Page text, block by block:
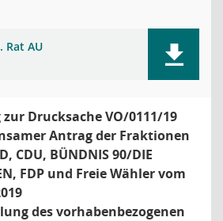
Rat AU
Drucksache VO/0111/19
Antrag der Fraktionen
CDU, BÜNDNIS 90/DIE
FDP und Freie Wähler vom
des vorhabenbezogenen